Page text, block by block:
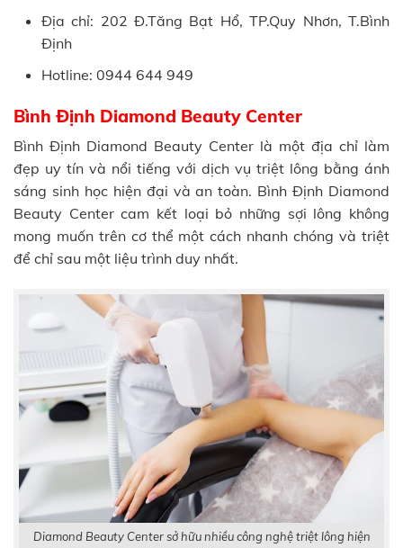
Địa chỉ: 202 Đ.Tăng Bạt Hổ, TP.Quy Nhơn, T.Bình
Định
Hotline: 0944 644 949
Bình Định Diamond Beauty Center
Bình Định Diamond Beauty Center là một địa chỉ làm
đẹp uy tín và nổi tiếng với dịch vụ triệt lông bằng ánh
sáng sinh học hiện đại và an toàn. Bình Định Diamond
Beauty Center cam kết loại bỏ những sợi lông không
mong muốn trên cơ thể một cách nhanh chóng và triệt
để chỉ sau một liệu trình duy nhất.
Diamond Beauty Center sở hữu nhiều công nghệ triệt lông hiện